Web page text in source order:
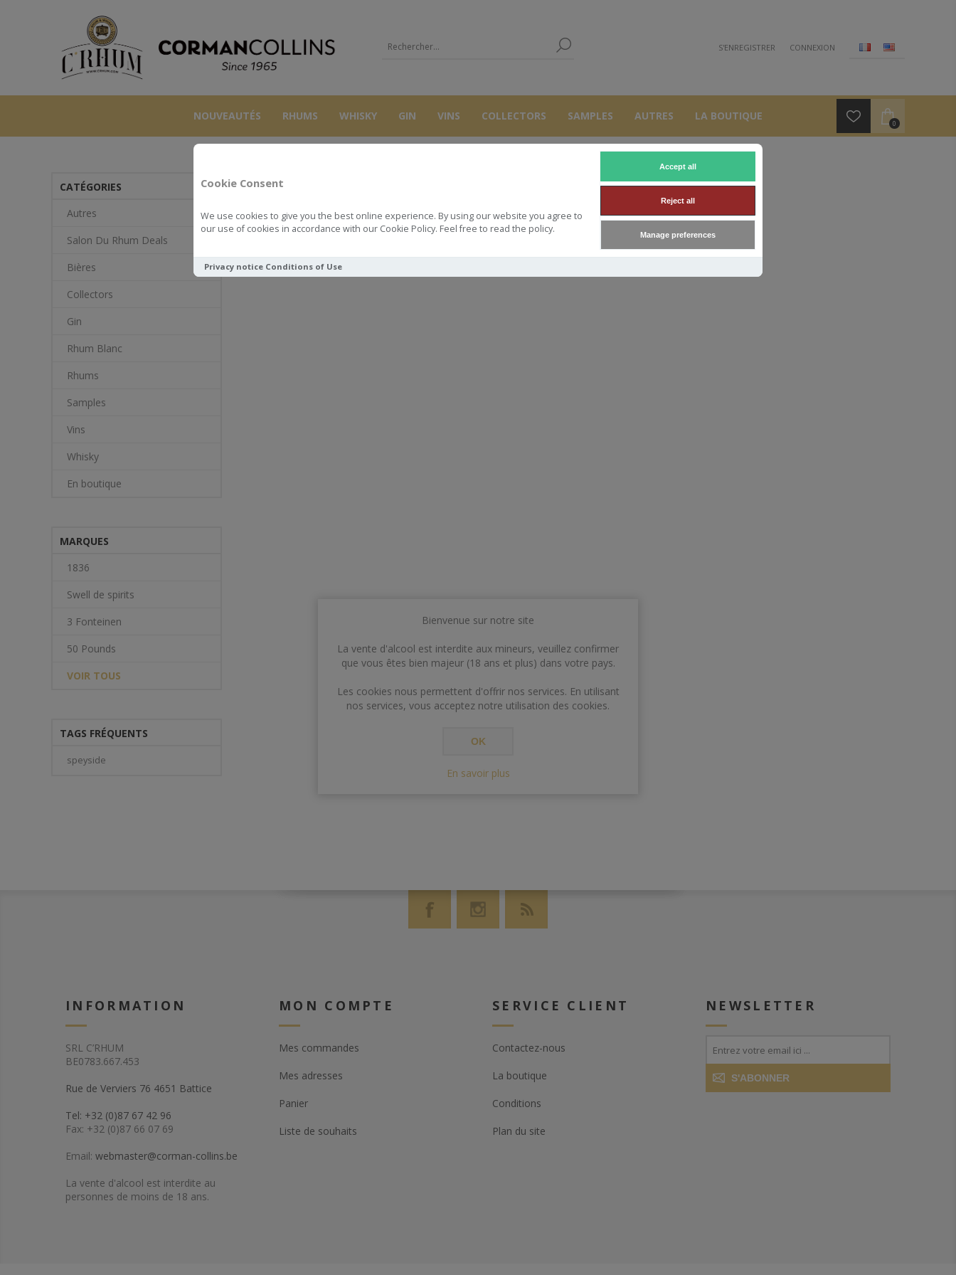
Cookie Consent
We use cookies to give you the best online experience. By using our website you agree to
our use of cookies in accordance with our Cookie Policy. Feel free to read the policy.
Accept all
Reject all
Manage preferences
Privacy notice Conditions of Use
S'ENREGISTRER CONNEXION
NOUVEAUTÉS RHUMS WHISKY GIN VINS COLLECTORS SAMPLES AUTRES LA BOUTIQUE
0
GIBOIN
CATÉGORIES
Autres
Salon Du Rhum Deals
Bières
Collectors
Gin
Rhum Blanc
Rhums
Samples
Vins
Whisky
En boutique
MARQUES
1836
Swell de spirits
3 Fonteinen
50 Pounds
VOIR TOUS
TAGS FRÉQUENTS
speyside
INFORMATION
SRL C’RHUM
BE0783.667.453
Rue de Verviers 76 4651 Battice
Tel: +32 (0)87 67 42 96
Fax: +32 (0)87 66 07 69
Email: webmaster@corman-collins.be
La vente d'alcool est interdite au
personnes de moins de 18 ans.
MON COMPTE
Mes commandes
Mes adresses
Panier
Liste de souhaits
SERVICE CLIENT
Contactez-nous
La boutique
Conditions
Plan du site
NEWSLETTER
S'ABONNER
Bienvenue sur notre site
La vente d'alcool est interdite aux mineurs, veuillez confirmer
que vous êtes bien majeur (18 ans et plus) dans votre pays.
Les cookies nous permettent d'offrir nos services. En utilisant
nos services, vous acceptez notre utilisation des cookies.
OK
En savoir plus